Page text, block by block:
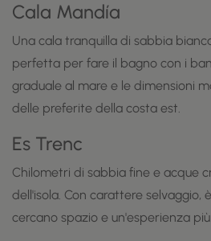
Cala Mandía
Una cala tranquilla di sabbia
perfetta per fare il bagno con i
graduale al mare e le dimensioni
delle preferite della costa est.
Es Trenc
Chilometri di sabbia fine e acque
dell'isola. Con carattere selvaggio,
cercano spazio e un'esperienza